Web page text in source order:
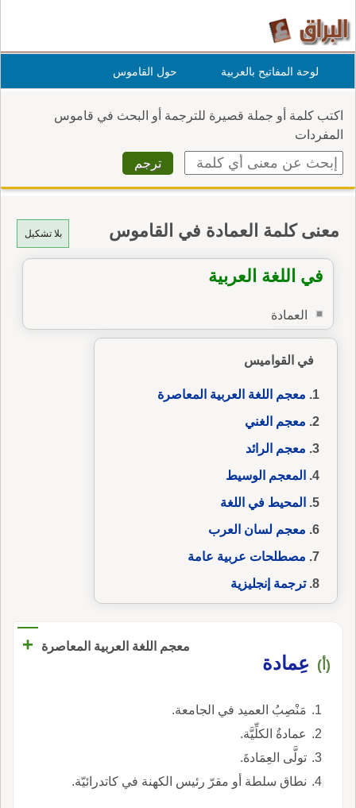
لوحة المفاتيح بالعربية حول القاموس
اكتب كلمة أو جملة قصيرة للترجمة أو البحث في قاموس
المفردات
بلا تشكيل معنى كلمة العمادة في القاموس
في اللغة العربية
العمادة
في القواميس
معجم اللغة العربية المعاصرة
معجم الغني
معجم الرائد
المعجم الوسيط
المحيط في اللغة
معجم لسان العرب
مصطلحات عربية عامة
ترجمة إنجليزية
معجم اللغة العربية المعاصرة +
(أ) عِمادة
مَنْصِبُ العميد في الجامعة.
عمادةُ الكلِّيَّة.
تولَّى العِمَادةَ.
نطاق سلطة أو مقرّ رئيس الكهنة في كاتدرائيّة.